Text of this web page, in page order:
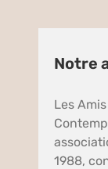
Notre
Les
1988,